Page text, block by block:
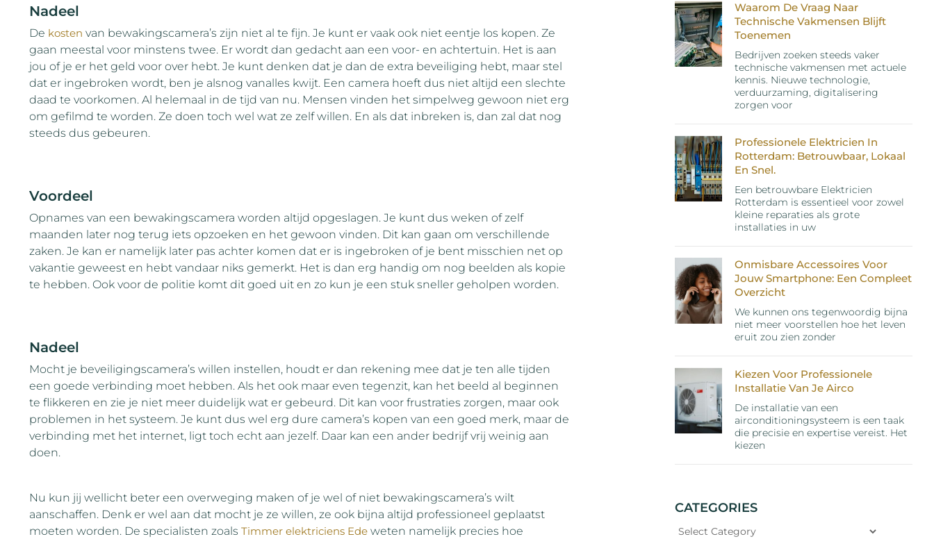
Nadeel
De kosten van bewakingscamera’s zijn niet al te fijn. Je kunt er vaak ook niet eentje los kopen. Ze
gaan meestal voor minstens twee. Er wordt dan gedacht aan een voor- en achtertuin. Het is aan
jou of je er het geld voor over hebt. Je kunt denken dat je dan de extra beveiliging hebt, maar stel
dat er ingebroken wordt, ben je alsnog vanalles kwijt. Een camera hoeft dus niet altijd een slechte
daad te voorkomen. Al helemaal in de tijd van nu. Mensen vinden het simpelweg gewoon niet erg
om gefilmd te worden. Ze doen toch wel wat ze zelf willen. En als dat inbreken is, dan zal dat nog
steeds dus gebeuren.
Voordeel
Opnames van een bewakingscamera worden altijd opgeslagen. Je kunt dus weken of zelf
maanden later nog terug iets opzoeken en het gewoon vinden. Dit kan gaan om verschillende
zaken. Je kan er namelijk later pas achter komen dat er is ingebroken of je bent misschien net op
vakantie geweest en hebt vandaar niks gemerkt. Het is dan erg handig om nog beelden als kopie
te hebben. Ook voor de politie komt dit goed uit en zo kun je een stuk sneller geholpen worden.
Nadeel
Mocht je beveiligingscamera’s willen instellen, houdt er dan rekening mee dat je ten alle tijden
een goede verbinding moet hebben. Als het ook maar even tegenzit, kan het beeld al beginnen
te flikkeren en zie je niet meer duidelijk wat er gebeurd. Dit kan voor frustraties zorgen, maar ook
problemen in het systeem. Je kunt dus wel erg dure camera’s kopen van een goed merk, maar de
verbinding met het internet, ligt toch echt aan jezelf. Daar kan een ander bedrijf vrij weinig aan
doen.
Nu kun jij wellicht beter een overweging maken of je wel of niet bewakingscamera’s wilt
aanschaffen. Denk er wel aan dat mocht je ze willen, ze ook bijna altijd professioneel geplaatst
moeten worden. De specialisten zoals Timmer elektriciens Edeweten namelijk precies hoe
Waarom De Vraag Naar
Technische Vakmensen Blijft
Toenemen
Bedrijven zoeken steeds vaker
technische vakmensen met actuele
kennis. Nieuwe technologie,
verduurzaming, digitalisering
zorgen voor
Professionele Elektricien In
Rotterdam: Betrouwbaar, Lokaal
En Snel.
Een betrouwbare Elektricien
Rotterdam is essentieel voor zowel
kleine reparaties als grote
installaties in uw
Onmisbare Accessoires Voor
Jouw Smartphone: Een Compleet
Overzicht
We kunnen ons tegenwoordig bijna
niet meer voorstellen hoe het leven
eruit zou zien zonder
Kiezen Voor Professionele
Installatie Van Je Airco
De installatie van een
airconditioningsysteem is een taak
die precisie en expertise vereist. Het
kiezen
CATEGORIES